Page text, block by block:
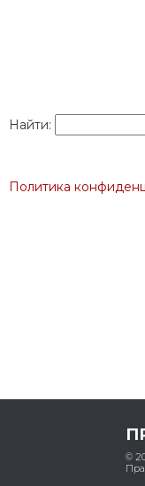
Найти:
Политика
©